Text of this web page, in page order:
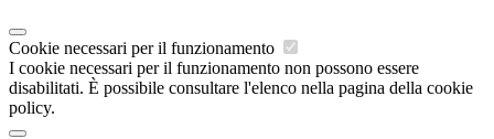
Cookie necessari per il funzionamento
I cookie necessari per il funzionamento non possono essere
disabilitati. È possibile consultare l'elenco nella pagina della cookie
policy.